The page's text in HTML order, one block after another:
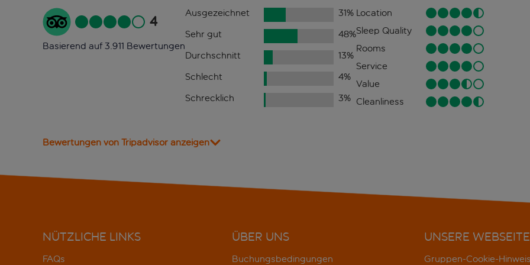
4
Basierend auf 3.911 Bewertungen
Ausgezeichnet 31%
Sehr gut
48%
Durchschnitt
13%
Schlecht
4%
Schrecklich
3%
Location
Sleep Quality
Rooms
Service
Value
Cleanliness
Bewertungen von Tripadvisor anzeigen
NÜTZLICHE LINKS
FAQs
ÜBER UNS
Buchungsbedingungen
UNSERE WEBSEITE
Gruppen-Cookie-